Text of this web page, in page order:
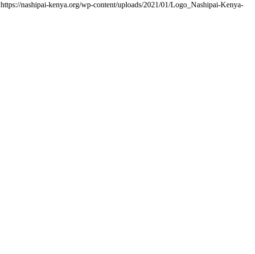
https://nashipai-kenya.org/wp-content/uploads/2021/01/Logo_Nashipai-Kenya-